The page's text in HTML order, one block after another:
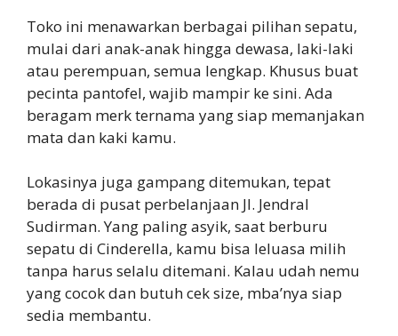
Toko ini menawarkan berbagai pilihan sepatu,
mulai dari anak-anak hingga dewasa, laki-laki
atau perempuan, semua lengkap. Khusus buat
pecinta pantofel, wajib mampir ke sini. Ada
beragam merk ternama yang siap memanjakan
mata dan kaki kamu.
Lokasinya juga gampang ditemukan, tepat
berada di pusat perbelanjaan Jl. Jendral
Sudirman. Yang paling asyik, saat berburu
sepatu di Cinderella, kamu bisa leluasa milih
tanpa harus selalu ditemani. Kalau udah nemu
yang cocok dan butuh cek size, mba’nya siap
sedia membantu.